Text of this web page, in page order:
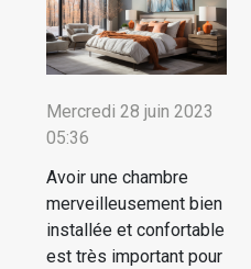
Mercredi 28 juin 2023
05:36
Avoir une chambre
merveilleusement bien
installée et confortable
est très important pour